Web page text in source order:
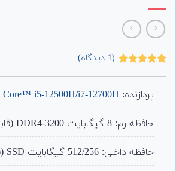
مشتری
(
1 دیدگاه)
پردازنده: i5-12500H/i7-12700H
حافظه رم: 8 گیگابایت DDR4-3200 (قابل ارتقا تا 16)
حافظه داخلی: 512/256 گیگابایت SSD (قابل ارتقا تا 1ترا)